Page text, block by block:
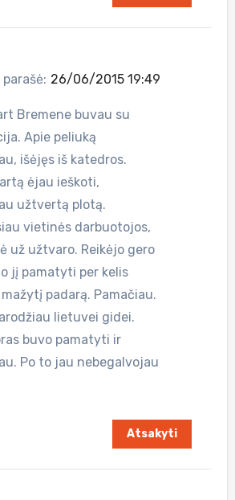
parašė: 26/06/2015 19:49
Bremene buvau su
Apie peliuką
išėjęs iš katedros.
ėjau ieškoti,
užtvertą plotą.
vietinės darbuotojos,
už užtvaro. Reikėjo gero
jį pamatyti per kelis
padarą. Pamačiau.
lietuvei gidei.
buvo pamatyti ir
Po to jau nebegalvojau
Atsakyti